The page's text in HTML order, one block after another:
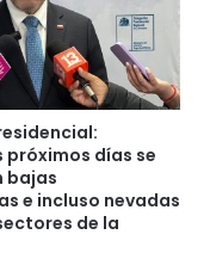
próximos días se
bajas
e incluso nevadas
de la